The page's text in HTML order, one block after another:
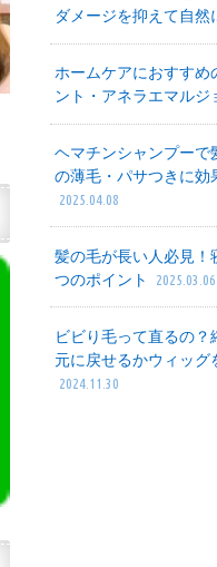
ダメージを抑えて自然
ホームケアにおすすめ
ント・アネラエマルジ
ヘマチンシャンプー
の薄毛・パサつきに
2025.04.08
髪の毛が長い人必見！
つのポイント
2025.03.06
ビビり毛って直るの
元に戻せるかウィッグ
2024.11.30